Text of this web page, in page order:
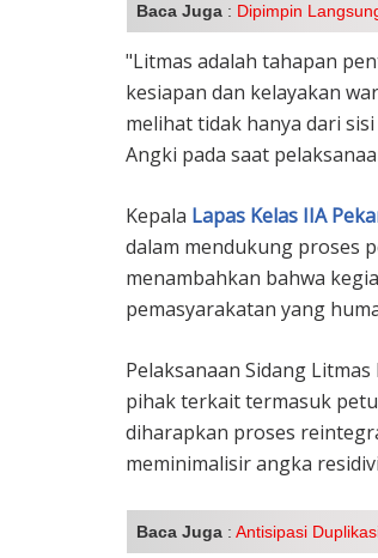
Baca Juga : Dipimpin
"Litmas adalah tahapan
kesiapan dan kelayakan
melihat tidak hanya dari
Angki pada saat
Kepala Lapas Kelas IIA
dalam mendukung proses
menambahkan bahwa
pemasyarakatan yang
Pelaksanaan Sidang
pihak terkait termasuk
diharapkan proses
meminimalisir angka
Baca Juga : Antisipasi